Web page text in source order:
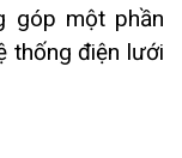
góp một phần
thống điện lưới